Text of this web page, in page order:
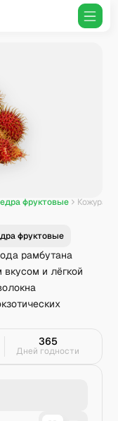
фруктовые
фруктовые
рамбутана
вкусом и лёгкой
365
Дней годности